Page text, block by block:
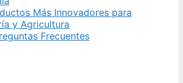
Más Innovadores para
y Agricultura
Frecuentes